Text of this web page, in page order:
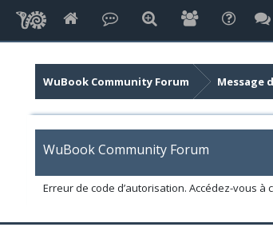
WuBook Community Forum Message
WuBook Community Forum
Erreur de code d’autorisation. Accédez-vous